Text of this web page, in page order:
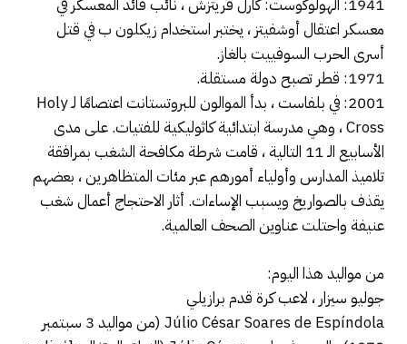
1941: الهولوكوست: كارل فريتزش ، نائب قائد المعسكر في
معسكر اعتقال أوشفيتز ، يختبر استخدام زيكلون ب في قتل
أسرى الحرب السوفييت بالغاز.
1971: قطر تصبح دولة مستقلة.
2001: في بلفاست ، بدأ الموالون للبروتستانت اعتصامًا لـ Holy
Cross ، وهي مدرسة ابتدائية كاثوليكية للفتيات. على مدى
الأسابيع الـ 11 التالية ، قامت شرطة مكافحة الشغب بمرافقة
تلاميذ المدارس وأولياء أمورهم عبر مئات المتظاهرين ، بعضهم
يقذف بالصواريخ ويسبب الإساءات. أثار الاحتجاج أعمال شغب
عنيفة واحتلت عناوين الصحف العالمية.
من مواليد هذا اليوم:
جوليو سيزار ، لاعب كرة قدم برازيلي
Júlio César Soares de Espíndola (من مواليد 3 سبتمبر